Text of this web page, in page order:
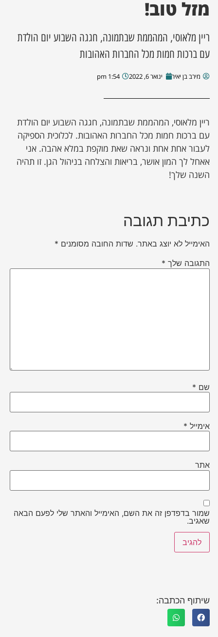
מזל טוב!
ריין מלאוסי, המהממת שבתמונה, חגגה השבוע יום הולדת
עם ברכות חמות מכל החברות האהובות
מירב בן יאיר ינואר 6, 2022 1:54 pm
ריין מלאוסי, המהממת שבתמונה, חגגה השבוע יום הולדת
עם ברכות חמות מכל החברות האהובות. לכלוכית הספיקה
לעבור אחת אחת ונראה שאת מוקפת במלא אהבה. אני
אאחל לך המון אושר, בריאות והצלחה בניהול הגן. זו תהיה
השנה שלך!
כתיבת תגובה
האימייל לא יוצג באתר. שדות החובה מסומנים *
התגובה שלך *
שם *
אימייל *
אתר
שמור בדפדפן זה את השם, האימייל והאתר שלי לפעם הבאה
שאגיב.
שיתוף הכתבה: